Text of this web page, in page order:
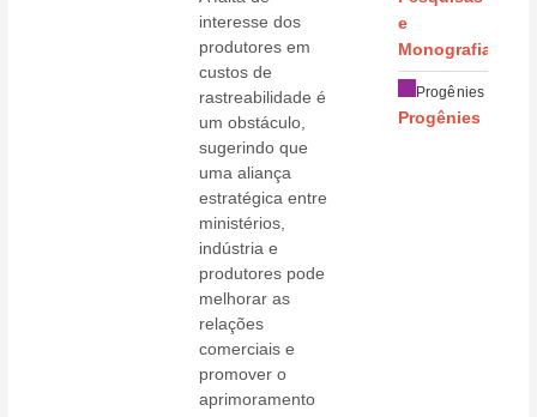
interesse dos
produtores em
custos de
rastreabilidade é
um obstáculo,
sugerindo que
uma aliança
estratégica entre
ministérios,
indústria e
produtores pode
melhorar as
relações
comerciais e
promover o
aprimoramento
e
Monografias
Progênies
Progênies